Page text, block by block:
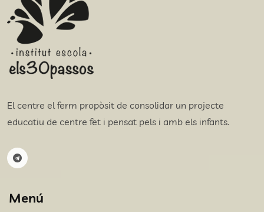
El centre el ferm propòsit de consolidar un projecte
educatiu de centre fet i pensat pels i amb els infants.
Menú